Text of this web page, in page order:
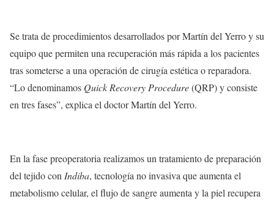
Se trata de procedimientos desarrollados por Martín del Yerro y su
equipo que permiten una recuperación más rápida a los pacientes
tras someterse a una operación de cirugía estética o reparadora.
“Lo denominamos Quick Recovery Procedure(QRP) y consiste
en tres fases”, explica el doctor Martín del Yerro.
En la fase preoperatoria realizamos un tratamiento de preparación
del tejido con Indiba, tecnología no invasiva que aumenta el
metabolismo celular, el flujo de sangre aumenta y la piel recupera